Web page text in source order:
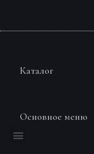
Каталог
Основное меню